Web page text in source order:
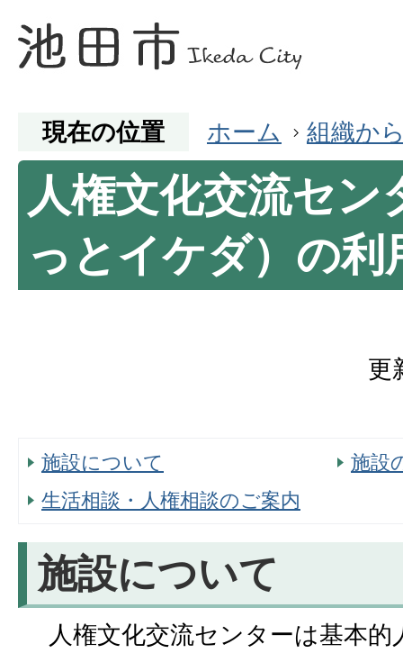
現在の位置 ホーム 組織か
人権文化交流セン
っとイケダ）の利
更
施設について
施設
生活相談・人権相談のご案内
施設について
人権文化交流センターは基本的